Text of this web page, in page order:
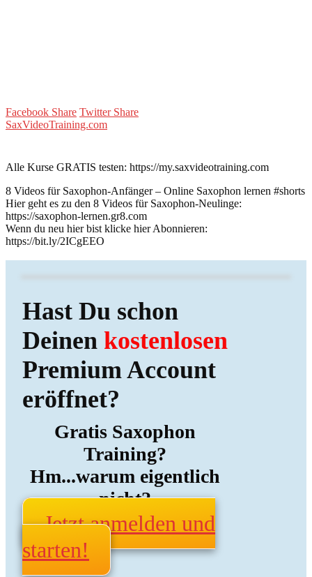
Facebook Share Twitter Share
SaxVideoTraining.com
Alle Kurse GRATIS testen: https://my.saxvideotraining.com
8 Videos für Saxophon-Anfänger – Online Saxophon lernen #shorts
Hier geht es zu den 8 Videos für Saxophon-Neulinge:
https://saxophon-lernen.gr8.com
Wenn du neu hier bist klicke hier Abonnieren:
https://bit.ly/2ICgEEO
Hast Du schon
Deinen kostenlosen
Premium Account
eröffnet?
Gratis Saxophon
Training?
Hm...warum eigentlich
nicht?
Jetzt anmelden und
starten!